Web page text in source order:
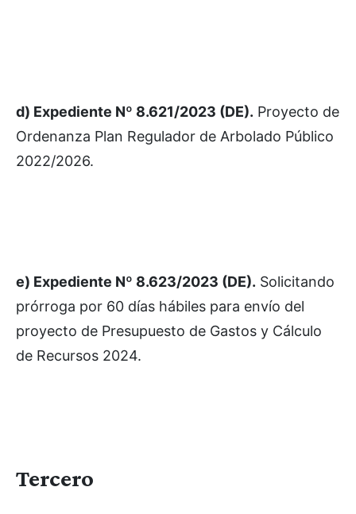
d) Expediente Nº 8.621/2023 (DE). Proyecto de
Ordenanza Plan Regulador de Arbolado Público
2022/2026.
e) Expediente Nº 8.623/2023 (DE). Solicitando
prórroga por 60 días hábiles para envío del
proyecto de Presupuesto de Gastos y Cálculo
de Recursos 2024.
Tercero